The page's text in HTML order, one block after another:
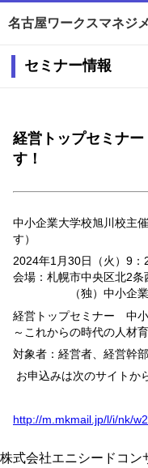
名古屋ワークスマネジ
セミナー情報
経営トップセミナ
す！
中小企業大学校旭川校主
す）
2024年1月30日（火）9
会場：札幌市中央区北2
（独）中小企業基
経営トップセミナー 中
～これからの時代の人材
対象者：経営者、経営幹
お申込みは次のサイトか
http://m.mkmail.jp/l/i/nk/
株式会社エニシードコ